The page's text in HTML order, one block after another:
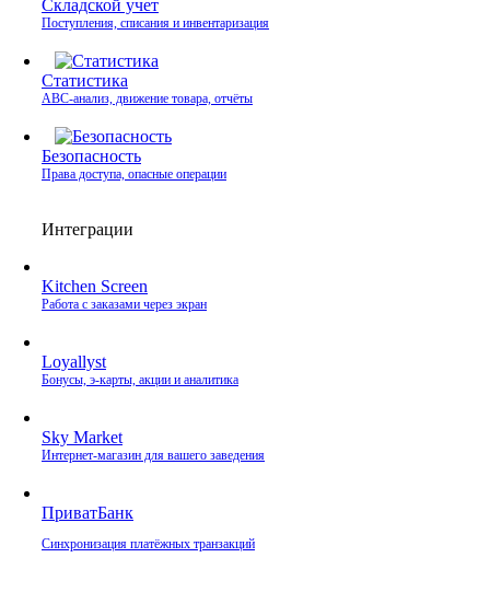
Складской учет
Поступления, списания и инвентаризация
Статистика
ABC-анализ, движение товара, отчёты
Безопасность
Права доступа, опасные операции
Интеграции
Kitchen Screen
Работа с заказами через экран
Loyallyst
Бонусы, э‑карты, акции и аналитика
Sky Market
Интернет‑магазин для вашего заведения
ПриватБанк
Синхронизация платёжных транзакций